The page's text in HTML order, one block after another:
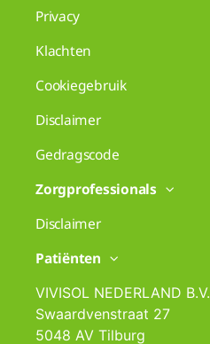
Privacy
Klachten
Cookiegebruik
Disclaimer
Gedragscode
Zorgprofessionals
Disclaimer
Patiënten
VIVISOL NEDERLAND B.V.
Swaardvenstraat 27
5048 AV Tilburg